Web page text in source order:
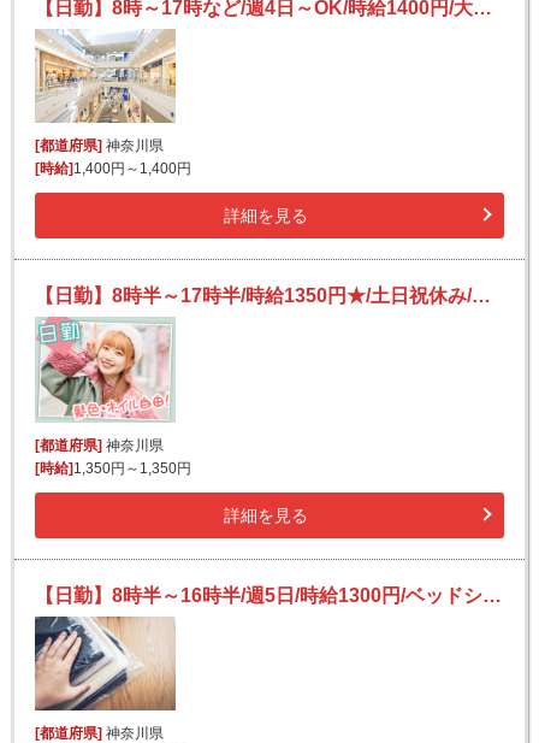
【日勤】8時～17時など/週4日～OK/時給1400円/大型商業施設内で集配作業/駅チカ/高時給
[都道府県] 神奈川県
[時給] 1,400円～1,400円
詳細を見る
【日勤】8時半～17時半/時給1350円★/土日祝休み/かんたん作業！/自動車部品の加工
[都道府県] 神奈川県
[時給] 1,350円～1,350円
詳細を見る
【日勤】8時半～16時半/週5日/時給1300円/ベッドシーツや枕カバーを畳む作業/未経験大歓迎！
[都道府県]神奈川県